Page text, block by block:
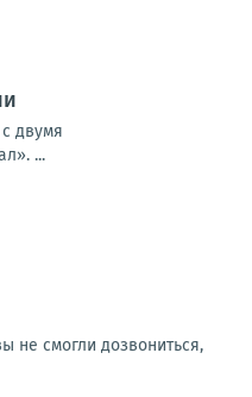
двумя
...
не смогли дозвониться,